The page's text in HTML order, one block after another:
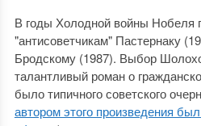
В годы Холодной войны Нобеля
"антисоветчикам" Пастернаку
Бродскому (1987). Выбор
талантливый роман о
было типичного советского
автором этого произведения